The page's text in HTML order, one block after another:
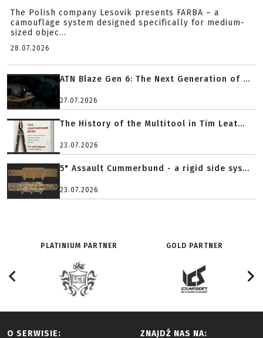
The Polish company Lesovik presents FARBA – a
camouflage system designed specifically for medium-
sized objec...
28.07.2026
ATN Blaze Gen 6: The Next Generation of ...
27.07.2026
The History of the Multitool in Tim Leat...
23.07.2026
5" Assault Cummerbund - a rigid side sys...
23.07.2026
PLATINIUM PARTNER GOLD PARTNER
O SERWISIE: ZNAJDŹ NAS NA: